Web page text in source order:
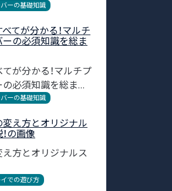
ーの基礎知識
てが分かる！マルチプ
必須知識を総まと
ーの基礎知識
え方とオリジナルス
での遊び方